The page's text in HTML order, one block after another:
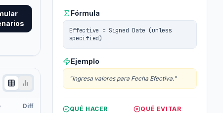
Diff
Fórmula
Effective = Signed Date (unless
specified)
Ejemplo
"Ingresa valores para Fecha Efectiva."
QUÉ HACER
QUÉ EVITAR